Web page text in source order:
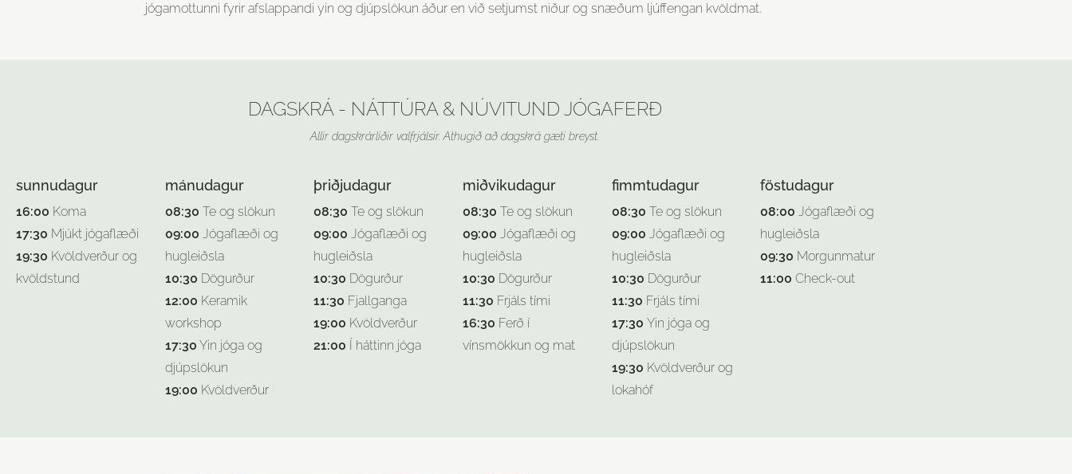
jógamottunni fyrir afslappandi yin og djúpslökun áður en við setjumst niður og snæðum ljúffengan kvöldmat.
DAGSKRÁ - NÁTTÚRA & NÚVITUND JÓGAFERÐ
Allir dagskrárliðir valfrjálsir. Athugið að dagskrá gæti breyst.
sunnudagur
16:00 Koma
17:30 Mjúkt jógaflæði
19:30 Kvöldverður og
kvöldstund
mánudagur
08:30 Te og slökun
09:00 Jógaflæði og
hugleiðsla
10:30 Dögurður
12:00 Keramik
workshop
17:30 Yin jóga og
djúpslökun
19:00 Kvöldverður
þriðjudagur
08:30Te og slökun
09:00 Jógaflæði og
hugleiðsla
10:30 Dögurður
11:30 Fjallganga
19:00 Kvöldverður
21:00 Í háttinn jóga
miðvikudagur
08:30 Te og slökun
09:00 Jógaflæði og
hugleiðsla
10:30 Dögurður
11:30 Frjáls tími
16:30 Ferð í
vínsmökkun og mat
fimmtudagur
08:30 Te og slökun
09:00 Jógaflæði og
hugleiðsla
10:30 Dögurður
11:30 Frjáls tími
17:30 Yin jóga og
djúpslökun
19:30 Kvöldverður og
lokahóf
föstudagur
08:00 Jógaflæði og
hugleiðsla
09:30 Morgunmatur
11:00 Check-out